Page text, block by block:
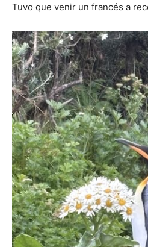
Tuvo que venir un francés a